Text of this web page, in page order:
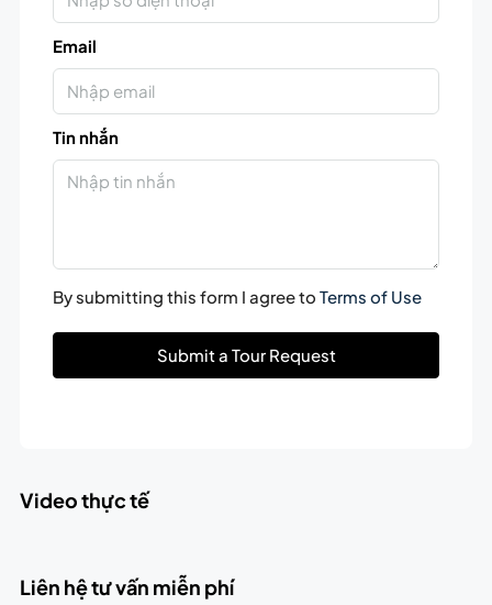
Email
Tin nhắn
By submitting this form I agree to Terms of Use
Submit a Tour Request
Video thực tế
Liên hệ tư vấn miễn phí